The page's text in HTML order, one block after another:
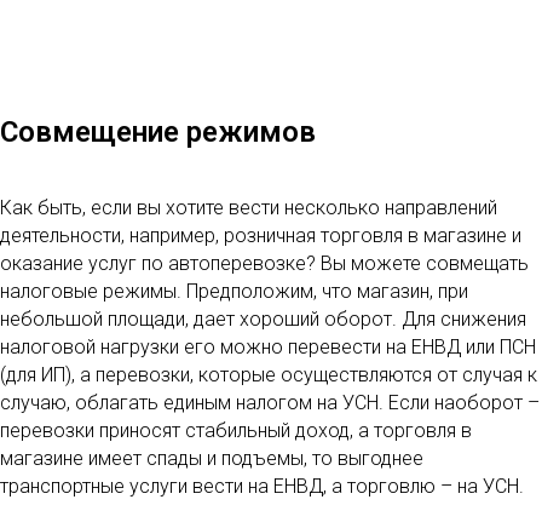
Совмещение режимов
Как быть, если вы хотите вести несколько направлений
деятельности, например, розничная торговля в магазине и
оказание услуг по автоперевозке? Вы можете совмещать
налоговые режимы. Предположим, что магазин, при
небольшой площади, дает хороший оборот. Для снижения
налоговой нагрузки его можно перевести на ЕНВД или ПСН
(для ИП), а перевозки, которые осуществляются от случая к
случаю, облагать единым налогом на УСН. Если наоборот –
перевозки приносят стабильный доход, а торговля в
магазине имеет спады и подъемы, то выгоднее
транспортные услуги вести на ЕНВД, а торговлю – на УСН.